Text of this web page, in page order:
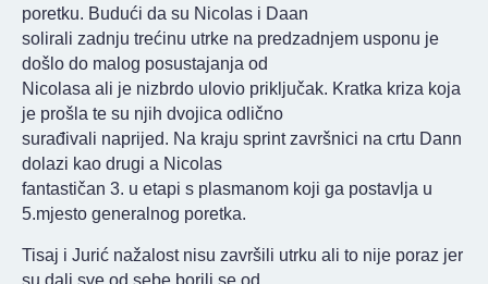
poretku. Budući da su Nicolas i Daan
solirali zadnju trećinu utrke na predzadnjem usponu je
došlo do malog posustajanja od
Nicolasa ali je nizbrdo ulovio priključak. Kratka kriza koja
je prošla te su njih dvojica odlično
surađivali naprijed. Na kraju sprint završnici na crtu Dann
dolazi kao drugi a Nicolas
fantastičan 3. u etapi s plasmanom koji ga postavlja u
5.mjesto generalnog poretka.
Tisaj i Jurić nažalost nisu završili utrku ali to nije poraz jer